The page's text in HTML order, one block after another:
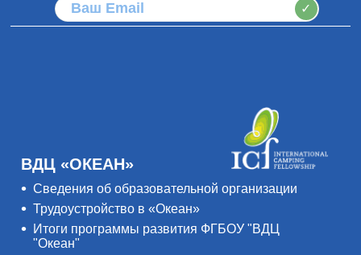
✓
ВДЦ «ОКЕАН»
Сведения об образовательной организации
Трудоустройство в «Океан»
Итоги программы развития ФГБОУ "ВДЦ
"Океан"